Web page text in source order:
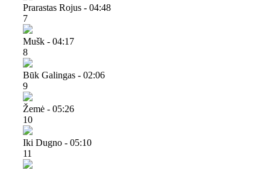
Prarastas Rojus - 04:48
7
Mušk - 04:17
8
Būk Galingas - 02:06
9
Žemė - 05:26
10
Iki Dugno - 05:10
11